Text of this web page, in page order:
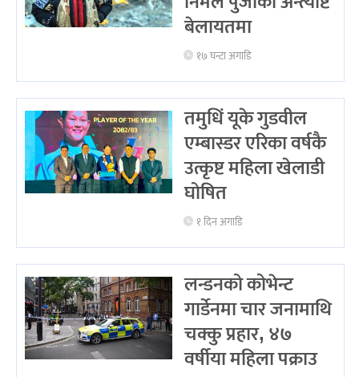
बेलायतमा
१७ घन्टा अगाडि
तमुधिं यूके गुडवील
एम्बास्डर एरिका वर्षकै
उत्कृष्ट महिला खेलाडी
घोषित
१ दिन अगाडि
लन्डनको कोभेन्ट
गार्डेनमा चार जनामाथि
चक्कु प्रहार, ४७
वर्षीया महिला पक्राउ